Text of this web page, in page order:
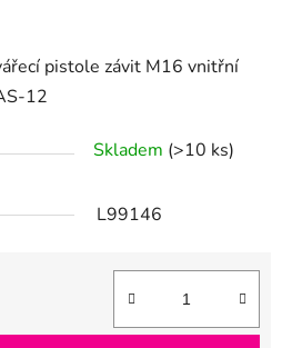
pistole závit M16 vnitřní
12
Skladem (>10 ks)
L99146